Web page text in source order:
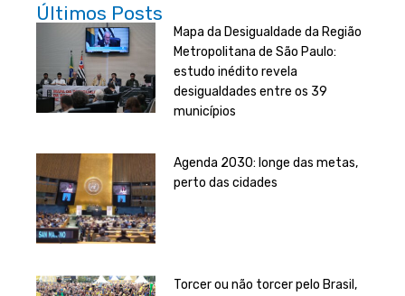
Últimos Posts
Mapa da Desigualdade da Região
Metropolitana de São Paulo:
estudo inédito revela
desigualdades entre os 39
municípios
Agenda 2030: longe das metas,
perto das cidades
Torcer ou não torcer pelo Brasil,